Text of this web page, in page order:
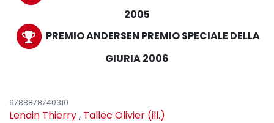
2005
PREMIO ANDERSEN PREMIO SPECIALE DELLA
GIURIA 2006
9788878740310
Lenain Thierry, Tallec Olivier (ill.)